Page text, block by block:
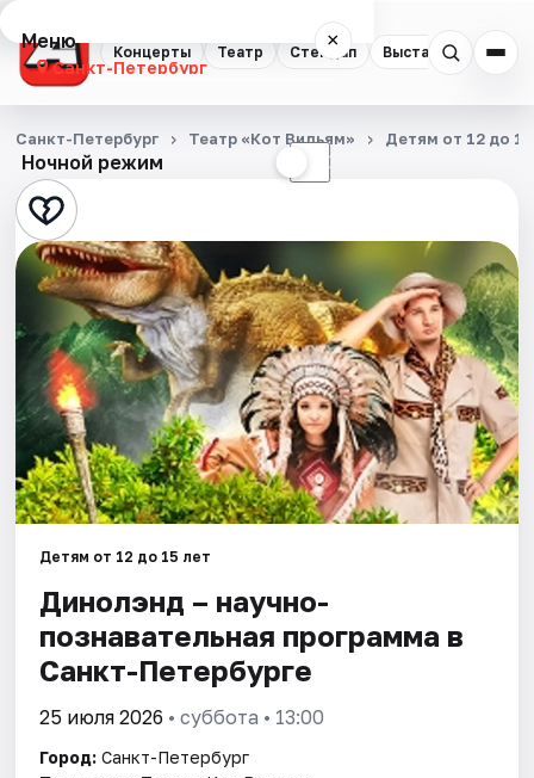
Концерты Театр Стендап Выставки
Меню ×
Санкт-Петербург
Концерты
Театр
Стендап
Выставки
Квесты
Экскурсии
Спорт
События
Города
Площадки
Артисты
Рейтинги
Ночной режим ☾
Санкт-Петербург Театр «Кот Вильям» Детям от 12 до
Детям от 12 до 15 лет
Динолэнд – научно-
познавательная программа в
Санкт-Петербурге
25 июля 2026 • суббота • 13:00
Город: Санкт-Петербург